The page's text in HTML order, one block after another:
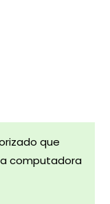
que
computadora